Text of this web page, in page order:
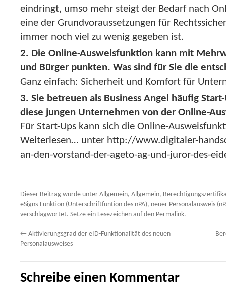
eindringt, umso mehr steigt der Bedarf nach
eine der Grundvoraussetzungen für
immer noch viel zu wenig gegeben ist.
2. Die Online-Ausweisfunktion kann mit
und Bürger punkten. Was sind für Sie die
Ganz einfach: Sicherheit und Komfort für
3. Sie betreuen als Business Angel häufig
diese jungen Unternehmen von der Online-
Für Start-Ups kann sich die Online-
Weiterlesen… unter http://www.digitaler-
an-den-vorstand-der-ageto-ag-und-juror-des-
Dieser Beitrag wurde unter Allgemein, Allgemein,
eSigns-Funktion (Unterschriftfuntion des nPA), neuer Personalausweis
verschlagwortet. Setze ein Lesezeichen auf den Permalink.
← Aktivierungsgrad der eID-Funktionalität des neuen
Personalausweises
Schreibe einen Kommentar